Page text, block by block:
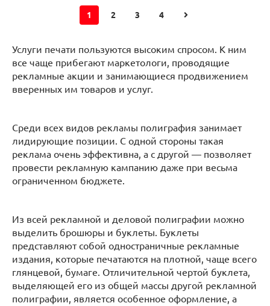
1 2 3 4
Услуги печати пользуются высоким спросом. К ним
все чаще прибегают маркетологи, проводящие
рекламные акции и занимающиеся продвижением
вверенных им товаров и услуг.
Среди всех видов рекламы полиграфия занимает
лидирующие позиции. С одной стороны такая
реклама очень эффективна, а с другой — позволяет
провести рекламную кампанию даже при весьма
ограниченном бюджете.
Из всей рекламной и деловой полиграфии можно
выделить брошюры и буклеты. Буклеты
представляют собой одностраничные рекламные
издания, которые печатаются на плотной, чаще всего
глянцевой, бумаге. Отличительной чертой буклета,
выделяющей его из общей массы другой рекламной
полиграфии, является особенное оформление, а